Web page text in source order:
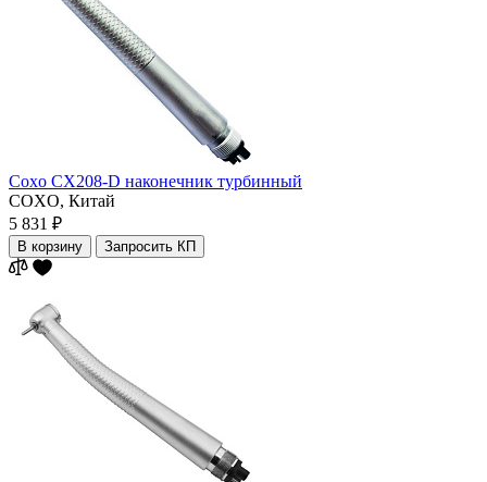
Coxo CX208-D наконечник турбинный
COXO, Китай
5 831 ₽
В корзину Запросить КП